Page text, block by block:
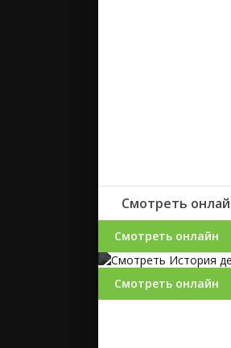
Смотреть
Смотреть онлайн
Смотреть онлайн